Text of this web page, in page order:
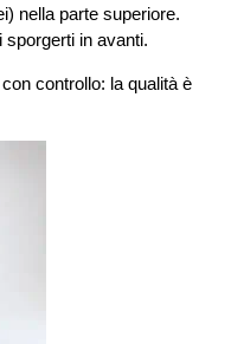
nella parte superiore.
sporgerti in avanti.
controllo: la qualità è